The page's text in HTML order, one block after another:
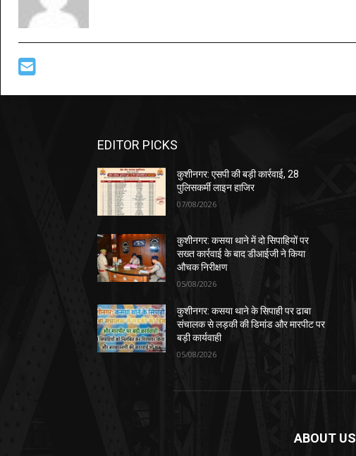
EDITOR PICKS
कुशीनगर: एसपी की बड़ी कार्रवाई, 28
पुलिसकर्मी लाइन हाजिर
07/08/2026
कुशीनगर: कसया थाने में दो सिपाहियों पर
सख्त कार्रवाई के बाद डीआईजी ने किया
औचक निरीक्षण
05/08/2026
कुशीनगर: कसया थाने के सिपाही पर ढाबा
संचालक से लड़की की डिमांड और मारपीट पर
बड़ी कार्यवाही
05/08/2026
ABOUT US